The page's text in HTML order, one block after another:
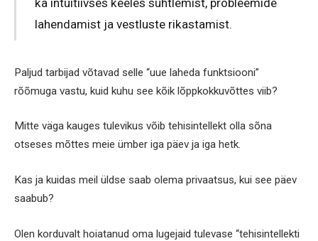
lahendamist ja vestluste rikastamist.
Paljud tarbijad võtavad selle “uue laheda funktsiooni”
rõõmuga vastu, kuid kuhu see kõik lõppkokkuvõttes viib?
Mitte väga kauges tulevikus võib tehisintellekt olla sõna
otseses mõttes meie ümber iga päev ja iga hetk.
Kas ja kuidas meil üldse saab olema privaatsus, kui see päev
saabub?
Olen korduvalt hoiatanud oma lugejaid tulevase “tehisintellekti